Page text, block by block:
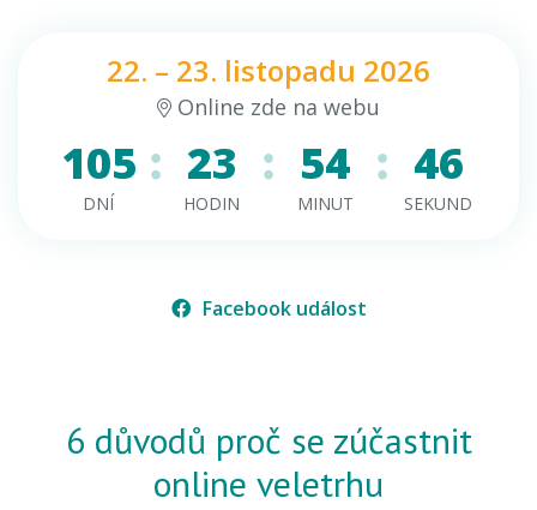
22. – 23. listopadu 2026
Online zde na webu
105
DNÍ
23
HODIN
54
MINUT
46
SEKUND
Facebook událost
6 důvodů proč se zúčastnit
online veletrhu